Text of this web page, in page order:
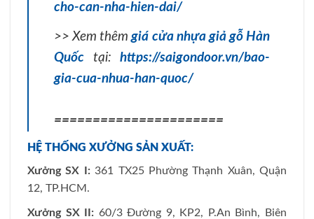
cho-can-nha-hien-dai/
>> Xem thêmgiá cửa nhựa giả gỗ Hàn
Quốc tại: https://saigondoor.vn/bao-
gia-cua-nhua-han-quoc/
======================
HỆ THỐNG XƯỞNG SẢN XUẤT:
Xưởng SX I:361 TX25 Phường Thạnh Xuân, Quận
12, TP.HCM.
Xưởng SX II: 60/3 Đường 9, KP2, P.An Bình, Biên